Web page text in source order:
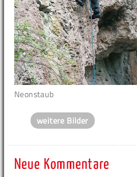
Neonstaub
weitere Bilder
Neue Kommentare